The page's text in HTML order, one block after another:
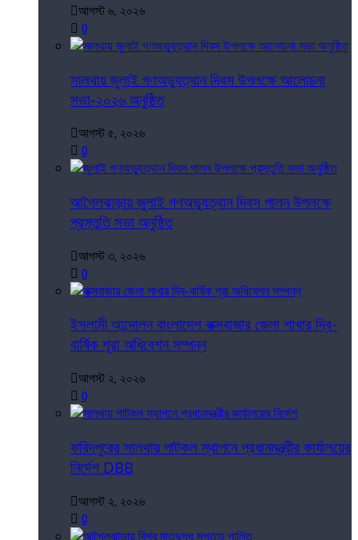
আগস্ট ৬, ২০২৬
0
সালথায় জুলাই গণঅভ্যুত্থান দিবস উপলক্ষে আলোচনা
সভা-২০২৬ অনুষ্ঠিত
আগস্ট ৫, ২০২৬
0
আগৈলঝাড়ায় জুলাই গণঅভ্যুত্থান দিবস পালন উপলক্ষে
প্রস্তুতি সভা অনুষ্ঠিত
আগস্ট ৩, ২০২৬
0
ইসলামী আন্দোলন বাংলাদেশ কক্সবাজার জেলা শাখার দ্বি-
বার্ষিক শূরা অধিবেশন সম্পন্ন
আগস্ট ২, ২০২৬
0
ফরিদপুরের সালথায় পাটকল স্থাপনে প্রধানমন্ত্রীর কার্যালয়ের
নির্দেশ DBB
আগস্ট ২, ২০২৬
0